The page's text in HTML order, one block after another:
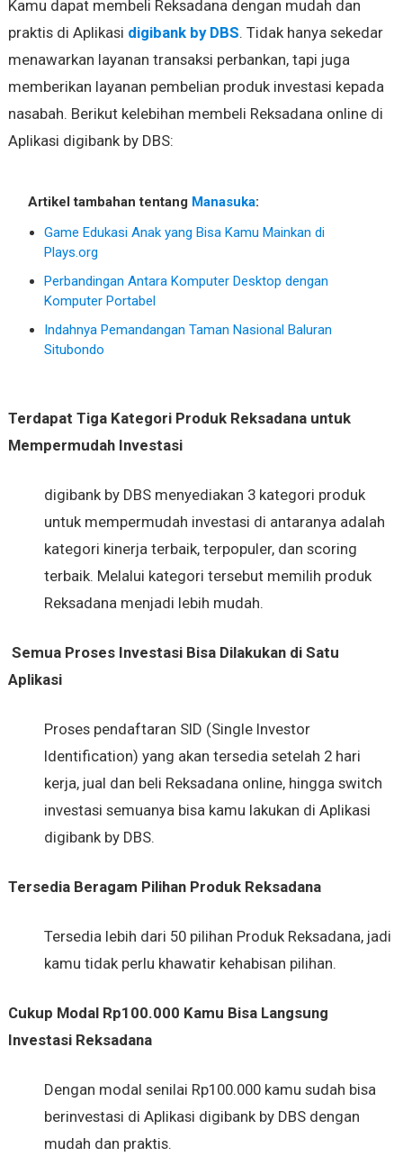
Kamu dapat membeli Reksadana dengan mudah dan
praktis di Aplikasi digibank by DBS. Tidak hanya sekedar
menawarkan layanan transaksi perbankan, tapi juga
memberikan layanan pembelian produk investasi kepada
nasabah. Berikut kelebihan membeli Reksadana online di
Aplikasi digibank by DBS:
Artikel tambahan tentang Manasuka:
Game Edukasi Anak yang Bisa Kamu Mainkan di
Plays.org
Perbandingan Antara Komputer Desktop dengan
Komputer Portabel
Indahnya Pemandangan Taman Nasional Baluran
Situbondo
Terdapat Tiga Kategori Produk Reksadana untuk
Mempermudah Investasi
digibank by DBS menyediakan 3 kategori produk
untuk mempermudah investasi di antaranya adalah
kategori kinerja terbaik, terpopuler, dan scoring
terbaik. Melalui kategori tersebut memilih produk
Reksadana menjadi lebih mudah.
Semua Proses Investasi Bisa Dilakukan di Satu
Aplikasi
Proses pendaftaran SID (Single Investor
Identification) yang akan tersedia setelah 2 hari
kerja, jual dan beli Reksadana online, hingga switch
investasi semuanya bisa kamu lakukan di Aplikasi
digibank by DBS.
Tersedia Beragam Pilihan Produk Reksadana
Tersedia lebih dari 50 pilihan Produk Reksadana, jadi
kamu tidak perlu khawatir kehabisan pilihan.
Cukup Modal Rp100.000 Kamu Bisa Langsung
Investasi Reksadana
Dengan modal senilai Rp100.000 kamu sudah bisa
berinvestasi di Aplikasi digibank by DBS dengan
mudah dan praktis.